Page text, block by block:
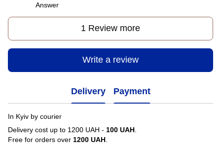
Answer
1 Review more
Write a review
Delivery Payment
In Kyiv by courier
Delivery cost up to 1200 UAH - 100 UAH
Free for orders over 1200 UAH